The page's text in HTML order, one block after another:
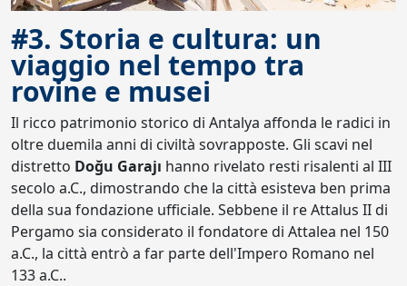
#3. Storia e cultura: un
viaggio nel tempo tra
rovine e musei
Il ricco patrimonio storico di Antalya affonda le radici in
oltre duemila anni di civiltà sovrapposte. Gli scavi nel
distretto Doğu Garajı hanno rivelato resti risalenti al III
secolo a.C., dimostrando che la città esisteva ben prima
della sua fondazione ufficiale. Sebbene il re Attalus II di
Pergamo sia considerato il fondatore di Attalea nel 150
a.C., la città entrò a far parte dell'Impero Romano nel
133 a.C..